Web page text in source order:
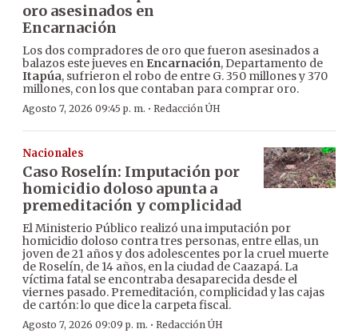
oro asesinados en
Encarnación
Los dos compradores de oro que fueron asesinados a
balazos este jueves en Encarnación, Departamento de
Itapúa, sufrieron el robo de entre G. 350 millones y 370
millones, con los que contaban para comprar oro.
Agosto 7, 2026 09:45 p. m. · Redacción ÚH
Nacionales
Caso Roselín: Imputación por
homicidio doloso apunta a
premeditación y complicidad
El Ministerio Público realizó una imputación por
homicidio doloso contra tres personas, entre ellas, un
joven de 21 años y dos adolescentes por la cruel muerte
de Roselín, de 14 años, en la ciudad de Caazapá. La
víctima fatal se encontraba desaparecida desde el
viernes pasado. Premeditación, complicidad y las cajas
de cartón: lo que dice la carpeta fiscal.
Agosto 7, 2026 09:09 p. m. · Redacción ÚH